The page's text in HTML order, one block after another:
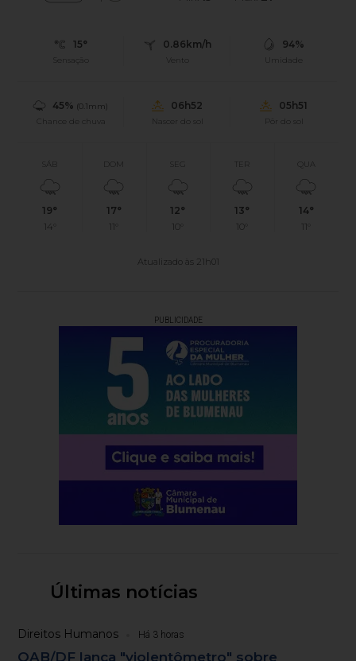
15°
Sensação
0.86km/h
Vento
94%
Umidade
45% (0.1mm)
Chance de chuva
06h52
Nascer do sol
05h51
Pôr do sol
SÁB
19°
14°
DOM
17°
11°
SEG
12°
10°
TER
13°
10°
QUA
14°
11°
Atualizado às 21h01
PUBLICIDADE
Últimas notícias
Direitos Humanos Há 3 horas
OAB/DF lança "violentômetro" sobre